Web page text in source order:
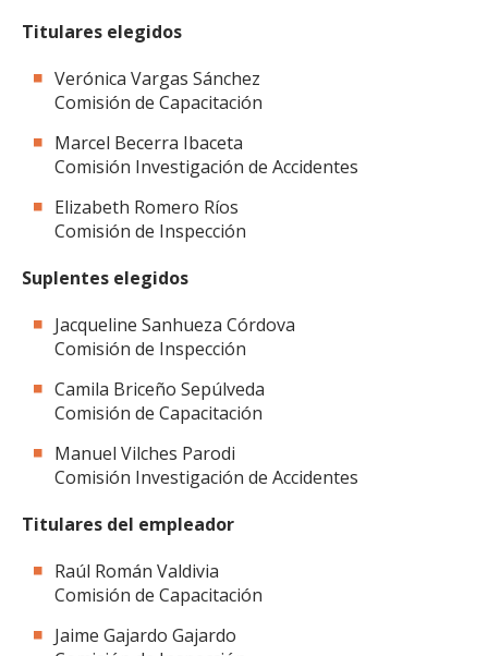
Titulares elegidos
Verónica Vargas Sánchez
Comisión de Capacitación
Marcel Becerra Ibaceta
Comisión Investigación de Accidentes
Elizabeth Romero Ríos
Comisión de Inspección
Suplentes elegidos
Jacqueline Sanhueza Córdova
Comisión de Inspección
Camila Briceño Sepúlveda
Comisión de Capacitación
Manuel Vilches Parodi
Comisión Investigación de Accidentes
Titulares del empleador
Raúl Román Valdivia
Comisión de Capacitación
Jaime Gajardo Gajardo